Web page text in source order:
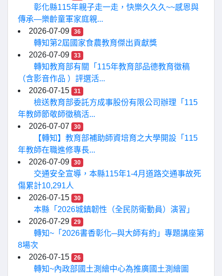
彰化縣115年親子走一走，快樂久久久~~感恩與
傳承—樂齡童軍家庭親...
2026-07-09
36
轉知第2屆國家食農教育傑出貢獻獎
2026-07-09
33
轉知教育部有關「115年教育部品德教育徵稿
（含影音作品 ）評選活...
2026-07-15
31
檢送教育部委託方成事股份有限公司辦理「115
年教師節敬師徵稿活...
2026-07-07
30
【轉知】教育部補助師資培育之大學開設「115
年教師在職進修專長...
2026-07-09
30
交通安全宣導，本縣115年1-4月道路交通事故死
傷累計10,291人
2026-07-15
30
本縣「2026城鎮韌性（全民防衛動員）演習」
2026-07-29
29
轉知~「2026書香彰化─與大師有約」專題講座第
8場次
2026-07-15
26
轉知~內政部國土測繪中心為推廣國土測繪圖